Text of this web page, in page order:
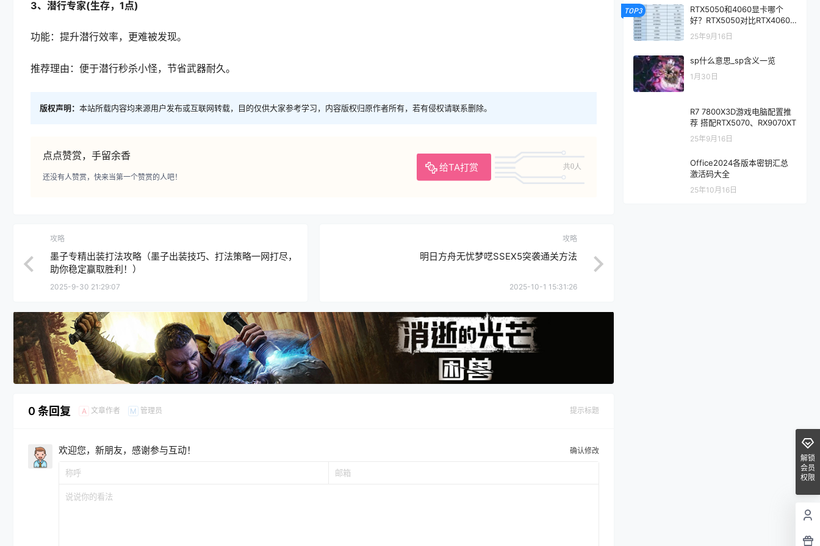
3、潜行专家(生存，1点)
功能：提升潜行效率，更难被发现。
推荐理由：便于潜行秒杀小怪，节省武器耐久。
版权声明： 本站所载内容均来源用户发布或互联网转载，目的仅供大家参考学习，内容版权归原作者所有，若有侵权请联系删除。
点点赞赏，手留余香
给TA打赏 共0人
还没有人赞赏，快来当第一个赞赏的人吧！
攻略
墨子专精出装打法攻略（墨子出装技巧、打法策略一网打尽，
助你稳定赢取胜利！）
2025-9-30 21:29:07
攻略
明日方舟无忧梦呓SSEX5突袭通关方法
2025-10-1 15:31:26
0 条回复 A 文章作者 M 管理员 提示标题
欢迎您，新朋友，感谢参与互动！ 确认修改
TOP3
RTX5050和4060显卡哪个
好？RTX5050对比RTX4060/
5060性能评测
25年9月16日
sp什么意思_sp含义一览
1月30日
R7 7800X3D游戏电脑配置推
荐 搭配RTX5070、RX9070XT
25年9月16日
Office2024各版本密钥汇总
激活码大全
25年10月16日
解锁
会员
权限